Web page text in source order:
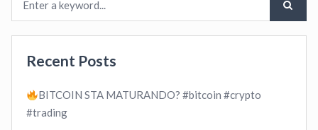
Recent Posts
BITCOIN STA MATURANDO? #bitcoin #crypto
#trading